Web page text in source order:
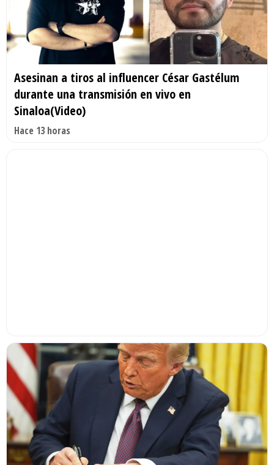
Asesinan a tiros al influencer César Gastélum
durante una transmisión en vivo en
Sinaloa(Video)
Hace 13 horas